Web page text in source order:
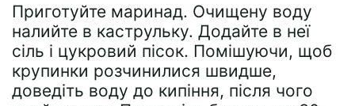
Приготуйте маринад. Очищену воду
налийте в каструльку. Додайте в неї
сіль і цукровий пісок. Помішуючи, щоб
крупинки розчинилися швидше,
доведіть воду до кипіння, після чого